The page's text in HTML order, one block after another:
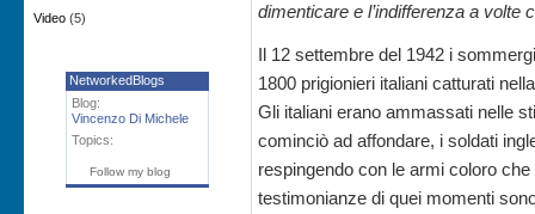
Video (5)
NetworkedBlogs
Blog:
Vincenzo Di Michele
Topics:
Follow my blog
dimenticare e l’indifferenza a volte
Il 12 settembre del 1942 i
1800 prigionieri italiani catturati
Gli italiani erano ammassati nelle
cominciò ad affondare, i soldati
respingendo con le armi coloro
testimonianze di quei momenti